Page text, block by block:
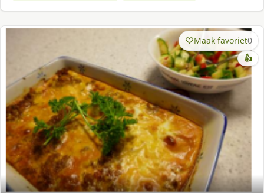
Maak favoriet0
👍